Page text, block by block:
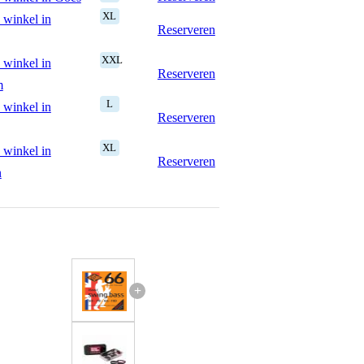
winkel in
XL
Reserveren
winkel in
XXL
Reserveren
winkel in L
Reserveren
winkel in
XL
Reserveren
+